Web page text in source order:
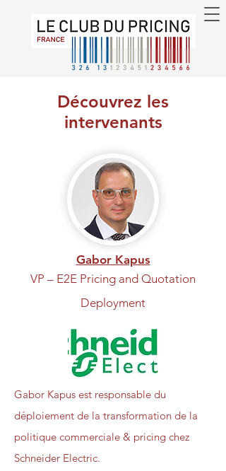
Découvrez les
intervenants
Gabor Kapus
VP – E2E Pricing and Quotation
Deployment
Gabor Kapus est responsable du
déploiement de la transformation de la
politique commerciale & pricing chez
Schneider Electric.